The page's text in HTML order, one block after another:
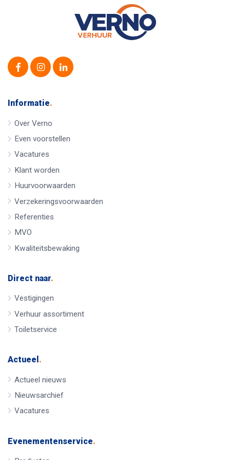
Informatie.
Over Verno
Even voorstellen
Vacatures
Klant worden
Huurvoorwaarden
Verzekeringsvoorwaarden
Referenties
MVO
Kwaliteitsbewaking
Direct naar.
Vestigingen
Verhuur assortiment
Toiletservice
Actueel .
Actueel nieuws
Nieuwsarchief
Vacatures
Evenementenservice.